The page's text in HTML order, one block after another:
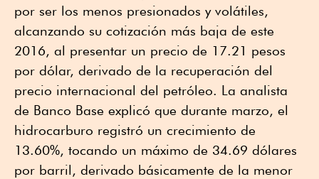
por ser los menos presionados y volátiles,
alcanzando su cotización más baja de este
2016, al presentar un precio de 17.21 pesos
por dólar, derivado de la recuperación del
precio internacional del petróleo. La analista
de Banco Base explicó que durante marzo, el
hidrocarburo registró un crecimiento de
13.60%, tocando un máximo de 34.69 dólares
por barril, derivado básicamente de la menor